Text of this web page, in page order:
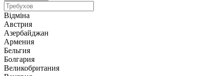
Відміна
Австрия
Азербайджан
Армения
Бельгия
Болгария
Великобритания